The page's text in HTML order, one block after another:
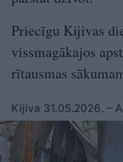
Priecīgu Kijivas
vissmagākajos
rītausmas
Kijiva 31.05.2026. –